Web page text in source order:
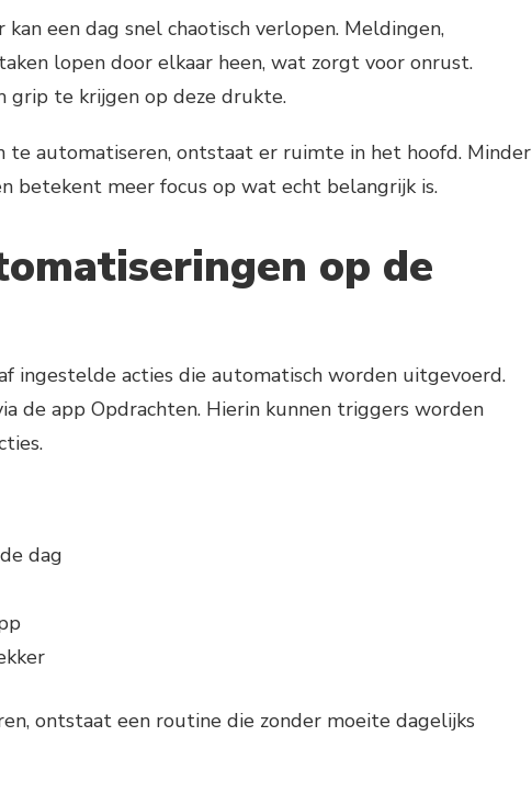
een dag snel chaotisch verlopen. Meldingen,
lopen door elkaar heen, wat zorgt voor onrust.
grip te krijgen op deze drukte.
te automatiseren, ontstaat er ruimte in het hoofd. Minder
betekent meer focus op wat echt belangrijk is.
op de
ingestelde acties die automatisch worden uitgevoerd.
de app Opdrachten. Hierin kunnen triggers worden
dag
ontstaat een routine die zonder moeite dagelijks